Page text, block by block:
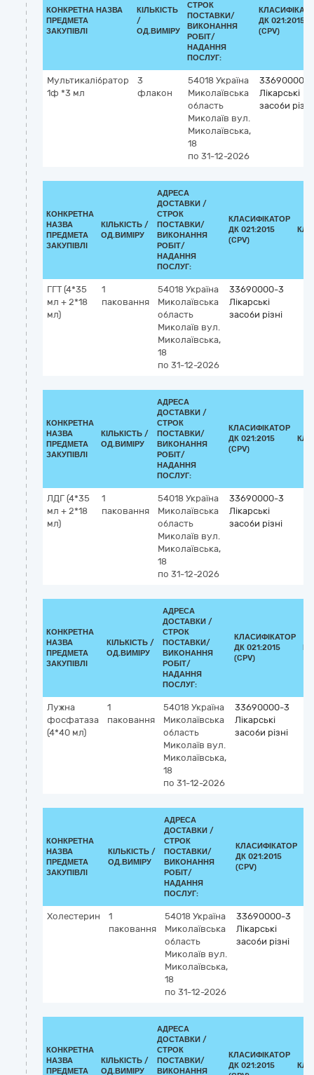
КОНКРЕТНА НАЗВА
ПРЕДМЕТА
ЗАКУПІВЛІ
КІЛЬКІСТЬ
/
ОД.ВИМІРУ
СТРОК
ПОСТАВКИ/
ВИКОНАННЯ
РОБІТ/
НАДАННЯ
ПОСЛУГ:
ДК 021:2015
(CPV)
Мультикалібратор
1ф *3 мл
3
флакон
54018 Україна
Миколаївська
область
Миколаїв вул.
Миколаївська,
18
по 31-12-2026
33690000-3
Лікарські
засоби різні
КОНКРЕТНА
НАЗВА
ПРЕДМЕТА
ЗАКУПІВЛІ
КІЛЬКІСТЬ /
ОД.ВИМІРУ
АДРЕСА
ДОСТАВКИ /
СТРОК
ПОСТАВКИ/
ВИКОНАННЯ
РОБІТ/
НАДАННЯ
ПОСЛУГ:
КЛАСИФІКАТОР
ДК 021:2015
(CPV)
ГГТ (4*35
мл + 2*18
мл)
1
паковання
54018 Україна
Миколаївська
область
Миколаїв вул.
Миколаївська,
18
по 31-12-2026
33690000-3
Лікарські
засоби різні
КОНКРЕТНА
НАЗВА
ПРЕДМЕТА
ЗАКУПІВЛІ
КІЛЬКІСТЬ /
ОД.ВИМІРУ
АДРЕСА
ДОСТАВКИ /
СТРОК
ПОСТАВКИ/
ВИКОНАННЯ
РОБІТ/
НАДАННЯ
ПОСЛУГ:
КЛАСИФІКАТОР
ДК 021:2015
(CPV)
ЛДГ (4*35
мл + 2*18
мл)
1
паковання
54018 Україна
Миколаївська
область
Миколаїв вул.
Миколаївська,
18
по 31-12-2026
33690000-3
Лікарські
засоби різні
КОНКРЕТНА
НАЗВА
ПРЕДМЕТА
ЗАКУПІВЛІ
КІЛЬКІСТЬ /
ОД.ВИМІРУ
АДРЕСА
ДОСТАВКИ /
СТРОК
ПОСТАВКИ/
ВИКОНАННЯ
РОБІТ/
НАДАННЯ
ПОСЛУГ:
КЛАСИФІКАТОР
ДК 021:2015
(CPV)
Лужна
фосфатаза
(4*40 мл)
1
паковання
54018 Україна
Миколаївська
область
Миколаїв вул.
Миколаївська,
18
по 31-12-2026
33690000-3
Лікарські
засоби різні
КОНКРЕТНА
НАЗВА
ПРЕДМЕТА
ЗАКУПІВЛІ
КІЛЬКІСТЬ /
ОД.ВИМІРУ
АДРЕСА
ДОСТАВКИ /
СТРОК
ПОСТАВКИ/
ВИКОНАННЯ
РОБІТ/
НАДАННЯ
ПОСЛУГ:
КЛАСИФІКАТОР
ДК 021:2015
(CPV)
Холестерин
1
паковання
54018 Україна
Миколаївська
область
Миколаїв вул.
Миколаївська,
18
по 31-12-2026
33690000-3
Лікарські
засоби різні
КОНКРЕТНА
НАЗВА
ПРЕДМЕТА
КІЛЬКІСТЬ /
ОД.ВИМІРУ
АДРЕСА
ДОСТАВКИ /
СТРОК
ПОСТАВКИ/
ВИКОНАННЯ
КЛАСИФІКАТОР
ДК 021:2015